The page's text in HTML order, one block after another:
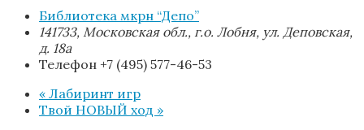
Библиотека мкрн “Депо”
141733, Московская обл., г.о. Лобня, ул. Деповская,
д. 18а
Телефон +7 (495) 577-46-53
« Лабиринт игр
Твой НОВЫЙ ход »